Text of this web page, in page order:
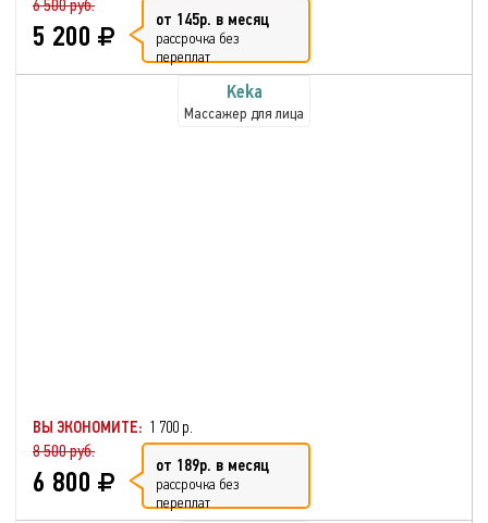
6 500 руб.
5 200 от 145р. в месяц
рассрочка без
переплат
Keka
Массажер для лица
ВЫ ЭКОНОМИТЕ: 1 700 р.
8 500 руб.
6 800 от 189р. в месяц
рассрочка без
переплат